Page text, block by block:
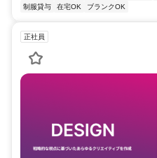
制服貸与
在宅OK ブランクOK
正社員